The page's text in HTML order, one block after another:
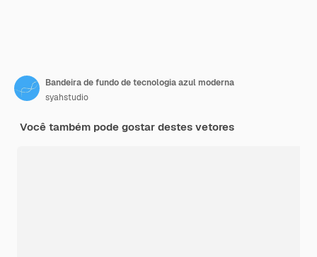
Bandeira de fundo de tecnologia azul moderna
syahstudio
Você também pode gostar destes vetores